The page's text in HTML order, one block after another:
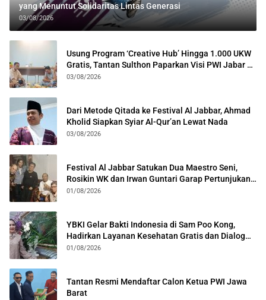
yang Menuntut Solidaritas Lintas Generasi
03/08/2026
Usung Program ‘Creative Hub’ Hingga 1.000 UKW
Gratis, Tantan Sulthon Paparkan Visi PWI Jabar di
Kota Bogor
03/08/2026
Dari Metode Qitada ke Festival Al Jabbar, Ahmad
Kholid Siapkan Syiar Al-Qur’an Lewat Nada
03/08/2026
Festival Al Jabbar Satukan Dua Maestro Seni,
Rosikin WK dan Irwan Guntari Garap Pertunjukan
Kolosal
01/08/2026
YBKI Gelar Bakti Indonesia di Sam Poo Kong,
Hadirkan Layanan Kesehatan Gratis dan Dialog
Kebangsaan
01/08/2026
Tantan Resmi Mendaftar Calon Ketua PWI Jawa
Barat